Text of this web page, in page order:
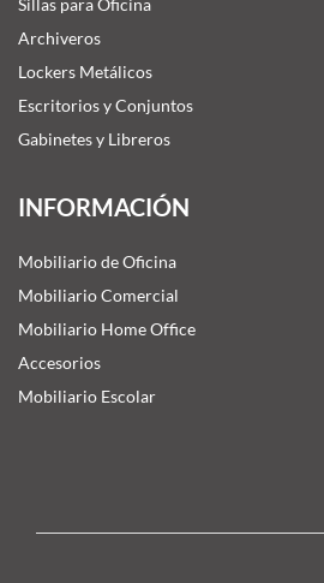
Archiveros
Lockers Metálicos
Escritorios y Conjuntos
Gabinetes y Libreros
INFORMACIÓN
Mobiliario de Oficina
Mobiliario Comercial
Mobiliario Home Office
Accesorios
Mobiliario Escolar